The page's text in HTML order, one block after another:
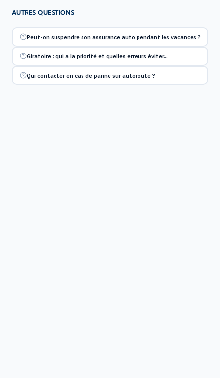
AUTRES QUESTIONS
Peut-on suspendre son assurance auto pendant les vacances ?
Giratoire : qui a la priorité et quelles erreurs éviter…
Qui contacter en cas de panne sur autoroute ?